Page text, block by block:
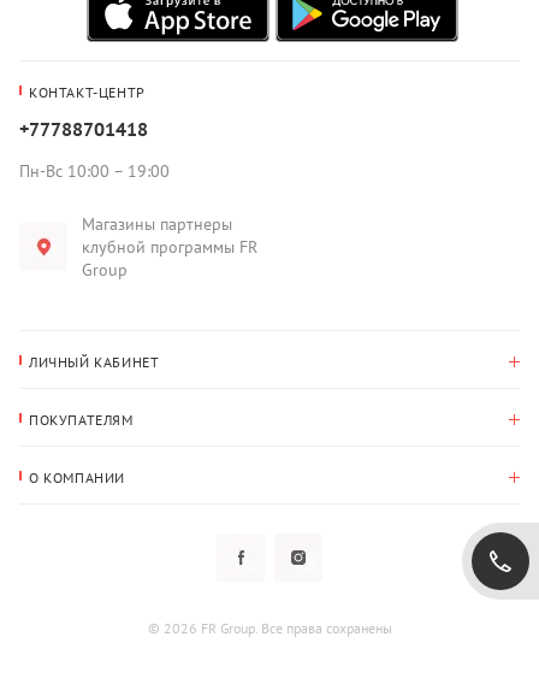
КОНТАКТ-ЦЕНТР
+77788701418
Пн-Вс 10:00 – 19:00
Магазины партнеры
клубной программы FR
Group
ЛИЧНЫЙ КАБИНЕТ
Адрес для доставки
ПОКУПАТЕЛЯМ
О КОМПАНИИ
Политика конфиденциальности
Пользовательское соглашение© 2026 FR Group. Все права сохранены